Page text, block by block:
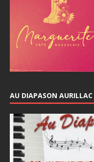
AU DIAPASON AURILLAC